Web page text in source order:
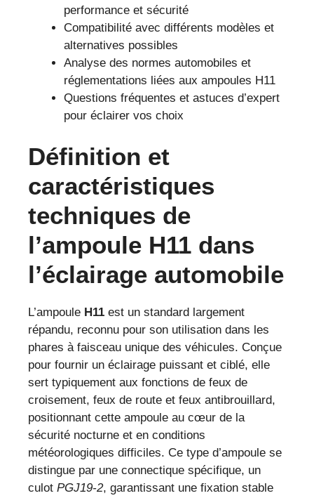
performance et sécurité
Compatibilité avec différents modèles et
alternatives possibles
Analyse des normes automobiles et
réglementations liées aux ampoules H11
Questions fréquentes et astuces d’expert
pour éclairer vos choix
Définition et
caractéristiques
techniques de
l’ampoule H11 dans
l’éclairage automobile
L’ampoule H11 est un standard largement
répandu, reconnu pour son utilisation dans les
phares à faisceau unique des véhicules. Conçue
pour fournir un éclairage puissant et ciblé, elle
sert typiquement aux fonctions de feux de
croisement, feux de route et feux antibrouillard,
positionnant cette ampoule au cœur de la
sécurité nocturne et en conditions
météorologiques difficiles. Ce type d’ampoule se
distingue par une connectique spécifique, un
culot PGJ19-2, garantissant une fixation stable